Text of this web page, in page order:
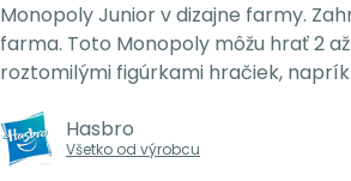
Monopoly Junior v dizajne farmy.
farma. Toto Monopoly môžu hrať 2
roztomilými figúrkami hračiek,
Hasbro
Všetko od výrobcu